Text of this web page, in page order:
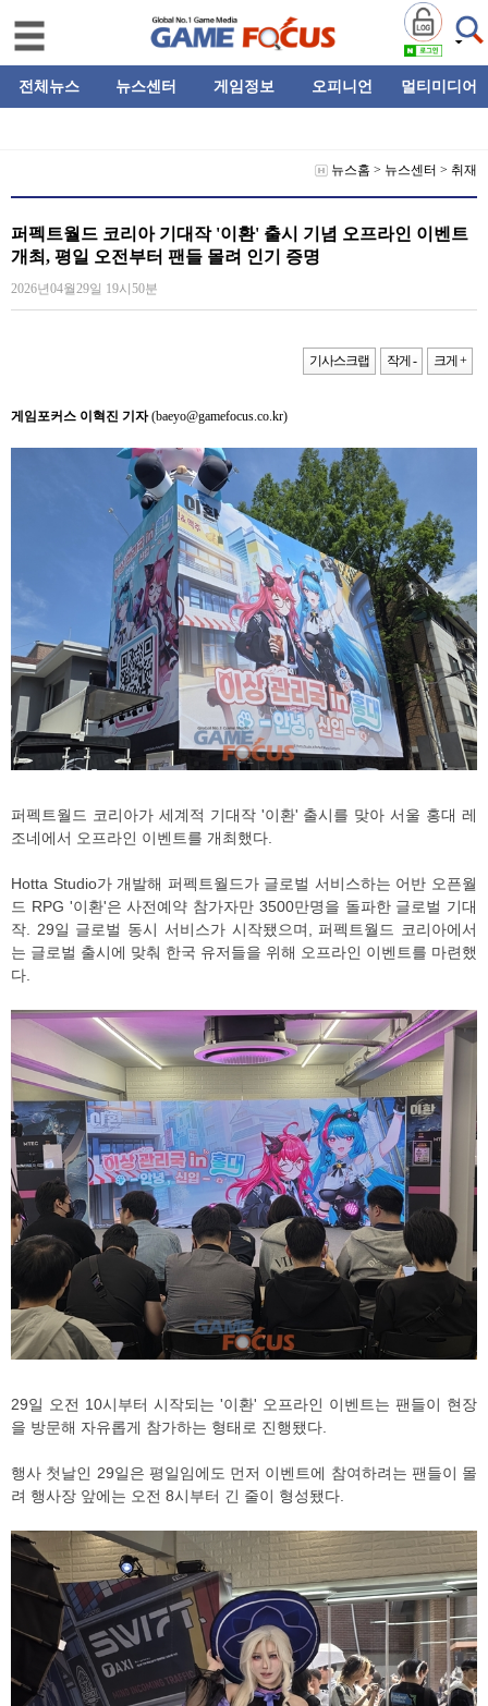
전체뉴스 뉴스센터 게임정보 오피니언 멀티미디어
뉴스홈 > 뉴스센터 > 취재
퍼펙트월드 코리아 기대작 '이환' 출시 기념 오프라인 이벤트
개최, 평일 오전부터 팬들 몰려 인기 증명
2026년04월29일 19시50분
기사스크랩 작게 - 크게 +
게임포커스 이혁진 기자(baeyo@gamefocus.co.kr)
퍼펙트월드 코리아가 세계적 기대작 '이환' 출시를 맞아 서울 홍대 레
조네에서 오프라인 이벤트를 개최했다.
Hotta Studio가 개발해 퍼펙트월드가 글로벌 서비스하는 어반 오픈월
드 RPG '이환'은 사전예약 참가자만 3500만명을 돌파한 글로벌 기대
작. 29일 글로벌 동시 서비스가 시작됐으며, 퍼펙트월드 코리아에서
는 글로벌 출시에 맞춰 한국 유저들을 위해 오프라인 이벤트를 마련했
다.
29일 오전 10시부터 시작되는 '이환' 오프라인 이벤트는 팬들이 현장
을 방문해 자유롭게 참가하는 형태로 진행됐다.
행사 첫날인 29일은 평일임에도 먼저 이벤트에 참여하려는 팬들이 몰
려 행사장 앞에는 오전 8시부터 긴 줄이 형성됐다.